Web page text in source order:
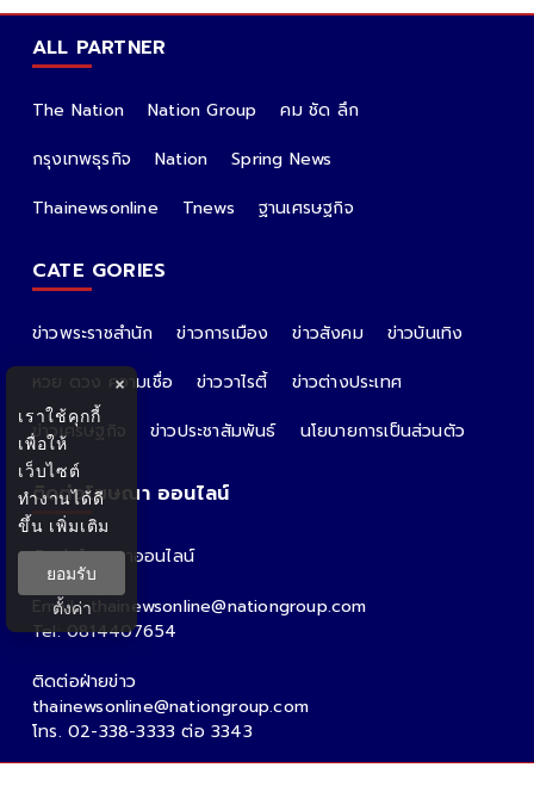
ALL PARTNER
The Nation Nation Group
คม ชัด ลึก
กรุงเทพธุรกิจ
Nation
Spring News
Thainewsonline
Tnews ฐานเศรษฐกิจ
CATE GORIES
ข่าวพระราชสำนัก ข่าวการเมือง ข่าวสังคม
ข่าวบันเทิง
หวย ดวง ความเชื่อ
ข่าววาไรตี้
ข่าวต่างประเทศ
ข่าวเศรษฐกิจ
ข่าวประชาสัมพันธ์ นโยบายการเป็นส่วนตัว
ติดต่อโฆษณา ออนไลน์
ติดต่อโฆษณาออนไลน์
คุณอ้อ
Email : thainewsonline@nationgroup.com
Tel: 0814407654
ติดต่อฝ่ายข่าว
thainewsonline@nationgroup.com
โทร. 02-338-3333 ต่อ 3343
×
เราใช้คุกกี้
เพื่อให้
เว็บไซต์
ทำงานได้ดี
ขึ้น เพิ่มเติม
ยอมรับ
ตั้งค่า